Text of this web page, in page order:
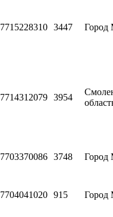
7715228310 3447 Город
7714312079 3954
7703370086 3748 Город
7704041020 915 Город